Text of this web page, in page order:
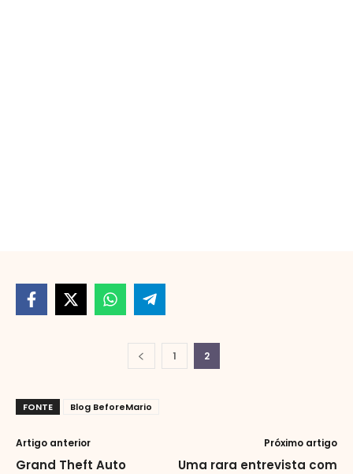
1 2
FONTE Blog BeforeMario
Artigo anterior
Grand Theft Auto
Próximo artigo
Uma rara entrevista com